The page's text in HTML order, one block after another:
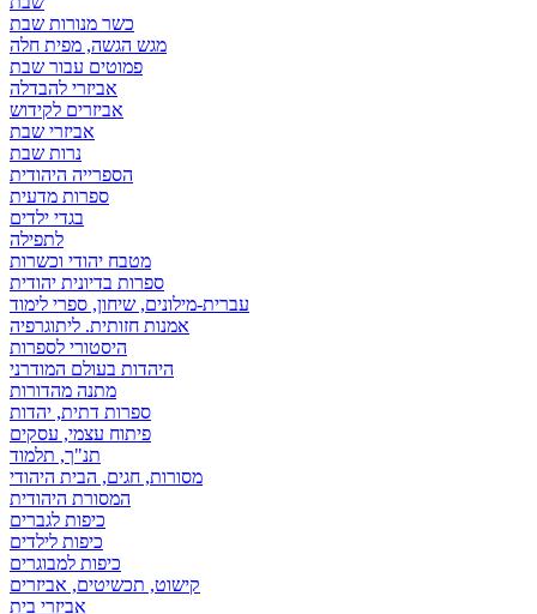
כשר מנורות שבת
מגש הגשה, מפית חלה
פמוטים עבור שבת
אביזרי להבדלה
אביזרים לקידוש
אביזרי שבת
נרות שבת
הספרייה היהודית
ספרות מדעית
בגדי ילדים
לתפילה
מטבח יהודי וכשרות
ספרות בדיונית יהודית
עברית-מילונים, שיחון, ספרי לימוד
אמנות חזותית. ליתוגרפיה
היסטורי לספרות
היהדות בעולם המודרני
מתנה מהדורות
ספרות דתית, יהדות
פיתוח עצמי, עסקים
תנ"ך, תלמוד
מסורות, חגים, הבית היהודי
המסורת היהודית
כיפות לגברים
כיפות לילדים
כיפות למבוגרים
קישוט, תכשיטים, אביזרים
אביזרי בית